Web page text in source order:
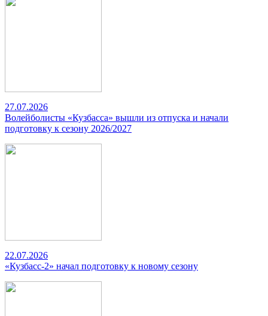
27.07.2026
Волейболисты «Кузбасса» вышли из отпуска и начали
подготовку к сезону 2026/2027
22.07.2026
«Кузбасс-2» начал подготовку к новому сезону